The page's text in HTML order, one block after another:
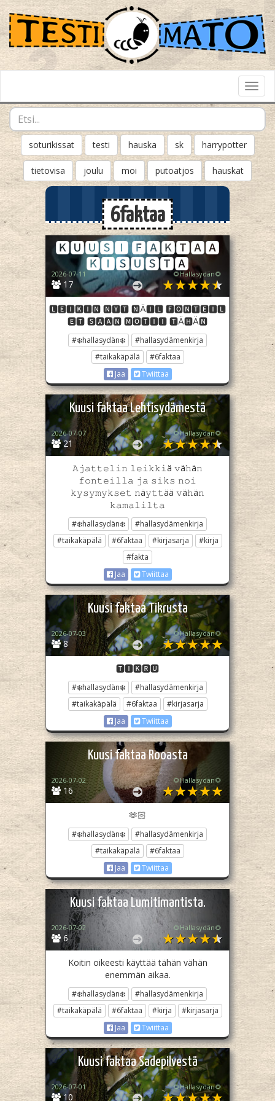
soturikissat testi hauska sk harrypotter
tietovisa joulu moi putoatjos hauskat
6faktaa
🅺🆄🆄🆂🅸 🅵🅰🅺🆃🅰🅰
🅺🅸🆂🆄🆂🆃🅰
17
2026-07-11 🌻Hallasydän🌻
🅻🅴🅸🅺🅸🅽 🅽🆈🆃 🅽Ä🅸🅻 🅵🅾🅽🆃🅴🅸🅻
🅴🆃 🆂🅰🅰🅽 🅼🅾🆃🅸🅸 🆃Ä🅷Ä🅽
#❄️hallasydän❄️
#hallasydämenkirja
#taikakäpälä
#6faktaa
Jaa
Twiittaa
Kuusi faktaa Lehtisydämestä
21
2026-07-07 🌻Hallasydän🌻
𝙰𝚓𝚊𝚝𝚝𝚎𝚕𝚒𝚗 𝚕𝚎𝚒𝚔𝚔𝚒ä 𝚟ä𝚑ä𝚗
𝚏𝚘𝚗𝚝𝚎𝚒𝚕𝚕𝚊 𝚓𝚊 𝚜𝚒𝚔𝚜 𝚗𝚘𝚒
𝚔𝚢𝚜𝚢𝚖𝚢𝚔𝚜𝚎𝚝 𝚗ä𝚢𝚝𝚝ää 𝚟ä𝚑ä𝚗
𝚔𝚊𝚖𝚊𝚕𝚒𝚕𝚝𝚊
#❄️hallasydän❄️
#hallasydämenkirja
#taikakäpälä
#6faktaa #kirjasarja
#kirja
#fakta
Jaa
Twiittaa
Kuusi faktaa Tikrusta
8
2026-07-03 🌻Hallasydän🌻
🆃🅸🅺🆁🆄
#❄️hallasydän❄️
#hallasydämenkirja
#taikakäpälä
#6faktaa
#kirjasarja
Jaa
Twiittaa
Kuusi faktaa Rooasta
16
2026-07-02 🌻Hallasydän🌻
🫶🏻
#❄️hallasydän❄️
#hallasydämenkirja
#taikakäpälä
#6faktaa
Jaa
Twiittaa
Kuusi faktaa Lumitimantista.
6
2026-07-02 🌻Hallasydän🌻
Koitin oikeesti käyttää tähän vähän
enemmän aikaa.
#❄️hallasydän❄️
#hallasydämenkirja
#taikakäpälä
#6faktaa #kirja
#kirjasarja
Jaa
Twiittaa
Kuusi faktaa Sadepilvestä
10
2026-07-01 🌻Hallasydän🌻